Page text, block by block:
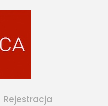
Rejestracja